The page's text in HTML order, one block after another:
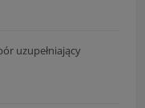
uzupełniający